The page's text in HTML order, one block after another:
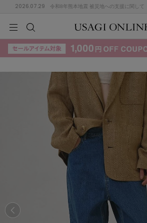
2026.07.29 令和8年熊本地震 被災地への支援に関して
検索
KIDSBABYBEAUTYLIFE STYLE
ス/ドレス (1179)
KIDSBABYBEAUTYLIFE STYLE
D E F G
K L
R S T U
ACYM
アシーム